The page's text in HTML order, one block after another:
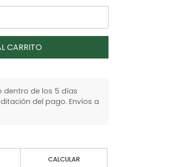
CARRITO
dentro de los 5 días
del pago. Envíos a
CALCULAR